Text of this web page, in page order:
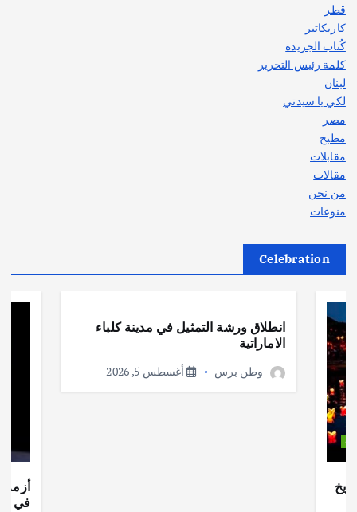
قطر
كاريكاتير
كُتاب الجريدة
كلمة رئيس التحرير
لبنان
لكي يا سيدتي
مصر
مطبخ
مقابلات
مقالات
من نحن
منوعات
Celebration
انطلاق ورشة التمثيل في مدينة كلباء
الاماراتية
وطن برس أغسطس 5, 2026
أزمة
في